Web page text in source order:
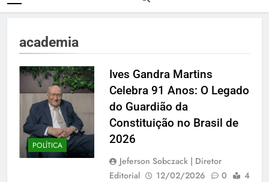
academia
POLÍTICA
Ives Gandra Martins
Celebra 91 Anos: O Legado
do Guardião da
Constituição no Brasil de
2026
Jeferson Sobczack | Diretor
Editorial
12/02/2026 0
4